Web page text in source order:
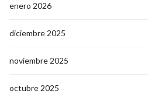
enero 2026
diciembre 2025
noviembre 2025
octubre 2025